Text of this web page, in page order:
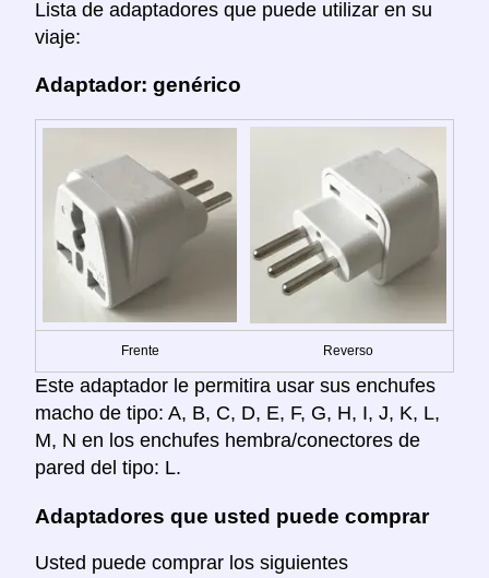
Lista de adaptadores que puede utilizar en su
viaje:
Adaptador: genérico
Frente Reverso
Este adaptador le permitira usar sus enchufes
macho de tipo: A, B, C, D, E, F, G, H, I, J, K, L,
M, N en los enchufes hembra/conectores de
pared del tipo: L.
Adaptadores que usted puede comprar
Usted puede comprar los siguientes